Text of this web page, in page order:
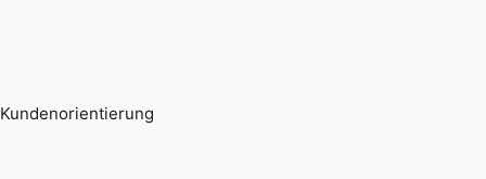
Kundenorientierung